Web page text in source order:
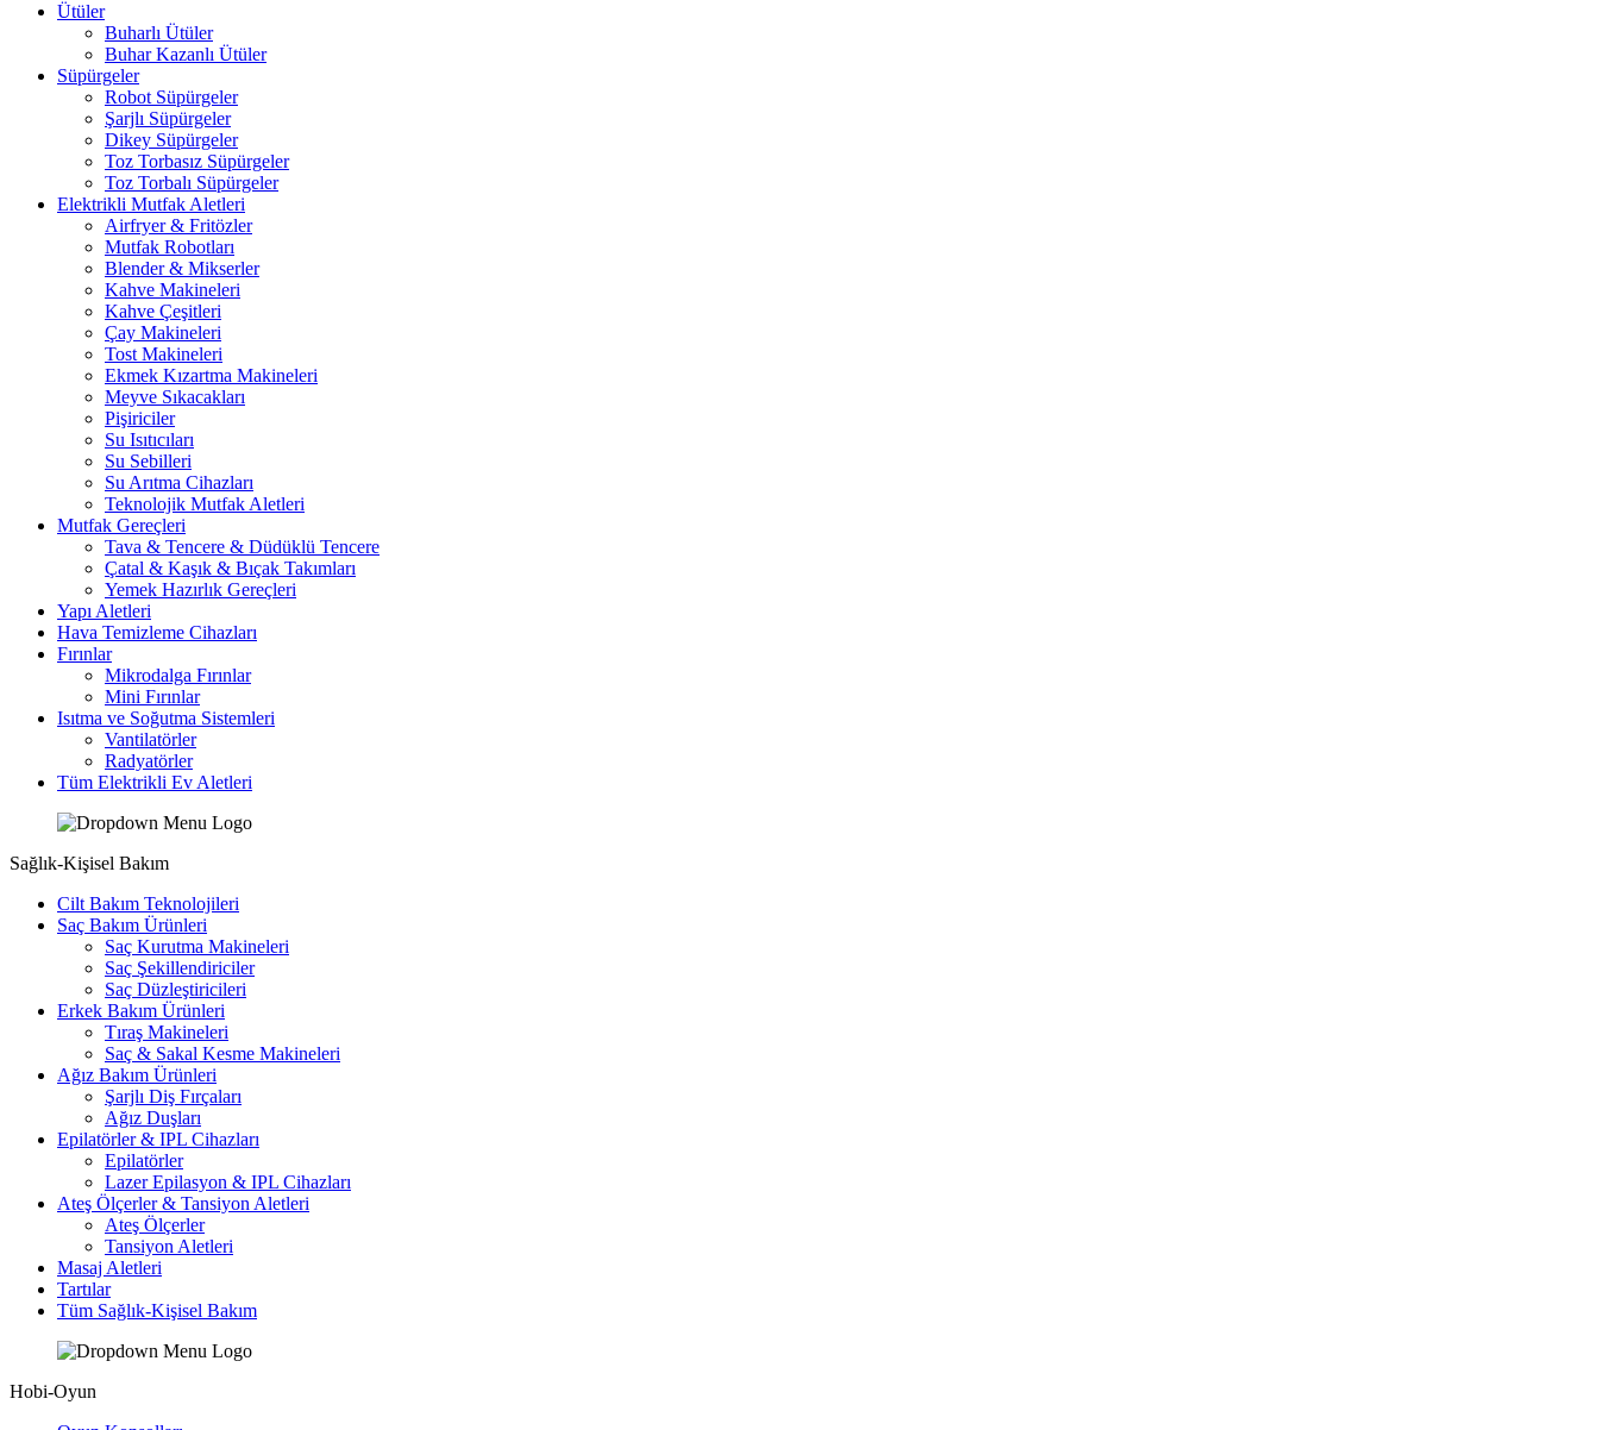
Ütüler
Buharlı Ütüler
Buhar Kazanlı Ütüler
Süpürgeler
Robot Süpürgeler
Şarjlı Süpürgeler
Dikey Süpürgeler
Toz Torbasız Süpürgeler
Toz Torbalı Süpürgeler
Elektrikli Mutfak Aletleri
Airfryer & Fritözler
Mutfak Robotları
Blender & Mikserler
Kahve Makineleri
Kahve Çeşitleri
Çay Makineleri
Tost Makineleri
Ekmek Kızartma Makineleri
Meyve Sıkacakları
Pişiriciler
Su Isıtıcıları
Su Sebilleri
Su Arıtma Cihazları
Teknolojik Mutfak Aletleri
Mutfak Gereçleri
Tava & Tencere & Düdüklü Tencere
Çatal & Kaşık & Bıçak Takımları
Yemek Hazırlık Gereçleri
Yapı Aletleri
Hava Temizleme Cihazları
Fırınlar
Mikrodalga Fırınlar
Mini Fırınlar
Isıtma ve Soğutma Sistemleri
Vantilatörler
Radyatörler
Tüm Elektrikli Ev Aletleri
Sağlık-Kişisel Bakım
Cilt Bakım Teknolojileri
Saç Bakım Ürünleri
Saç Kurutma Makineleri
Saç Şekillendiriciler
Saç Düzleştiricileri
Erkek Bakım Ürünleri
Tıraş Makineleri
Saç & Sakal Kesme Makineleri
Ağız Bakım Ürünleri
Şarjlı Diş Fırçaları
Ağız Duşları
Epilatörler & IPL Cihazları
Epilatörler
Lazer Epilasyon & IPL Cihazları
Ateş Ölçerler & Tansiyon Aletleri
Ateş Ölçerler
Tansiyon Aletleri
Masaj Aletleri
Tartılar
Tüm Sağlık-Kişisel Bakım
Hobi-Oyun